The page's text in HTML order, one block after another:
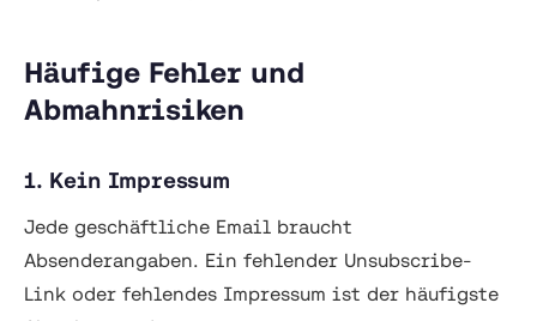
Häufige Fehler und
Abmahnrisiken
1. Kein Impressum
Jede geschäftliche Email braucht
Absenderangaben. Ein fehlender Unsubscribe-
Link oder fehlendes Impressum ist der häufigste